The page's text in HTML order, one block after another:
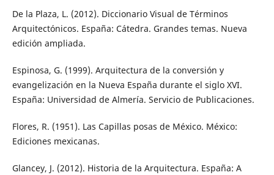
De la Plaza, L. (2012). Diccionario Visual de Términos
Arquitectónicos. España: Cátedra. Grandes temas. Nueva
edición ampliada.
Espinosa, G. (1999). Arquitectura de la conversión y
evangelización en la Nueva España durante el siglo XVI.
España: Universidad de Almería. Servicio de Publicaciones.
Flores, R. (1951). Las Capillas posas de México. México:
Ediciones mexicanas.
Glancey, J. (2012). Historia de la Arquitectura. España: A